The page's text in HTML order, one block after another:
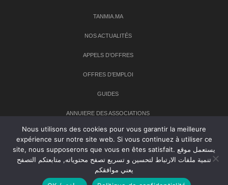
TANMIA.MA
NOS ACTUALITÉS
APPELS D’OFFRES
OFFRES D’EMPLOI
GUIDES
ANNUIERE DES ASSOCIATIONS
Newsletter
Inscrivez-vous à notre newsletter pour recevoir les dernières
nouvelles sur TANMIA
Nous utilisons des cookies pour vous garantir la meilleure
expérience sur notre site web. Si vous continuez à utiliser ce
site, nous supposerons que vous en êtes satisfait. يستعمل موقع
تنمية ملفات الارتباط لتحسين و تسريع تصفح محتوياته, متابعتكم التصفح
يعني موافقكم